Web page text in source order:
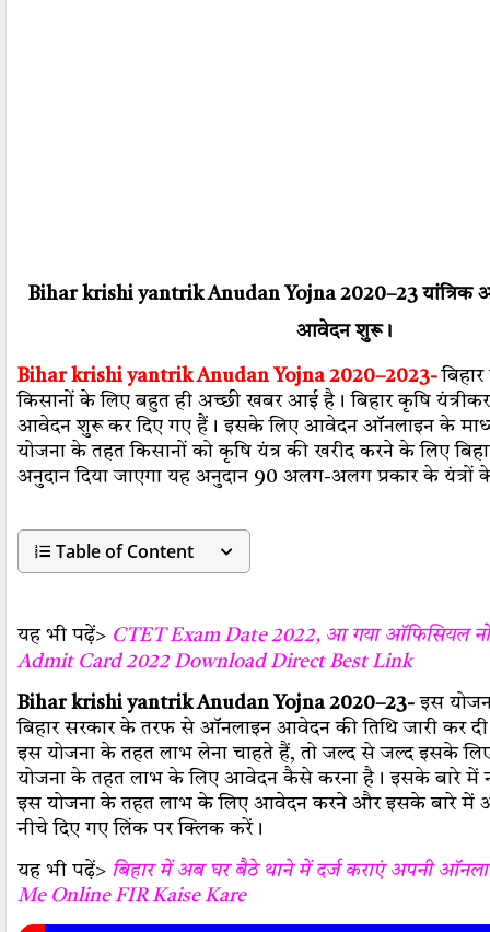
Bihar krishi yantrik Anudan Yojna 2020–23 यांत्रिक
आवेदन शुरू।
Bihar krishi yantrik Anudan Yojna 2020–2023-
किसानों के लिए बहुत ही अच्छी खबर आई है। बिहार कृषि
आवेदन शुरू कर दिए गए हैं। इसके लिए आवेदन ऑनलाइन के
योजना के तहत किसानों को कृषि यंत्र की खरीद करने के लिए
अनुदान दिया जाएगा यह अनुदान 90 अलग-अलग प्रकार के यंत्रों
Table of Content
यह भी पढ़ें> CTET Exam Date 2022, आ गया ऑफिसियल
Admit Card 2022 Download Direct Best Link
Bihar krishi yantrik Anudan Yojna 2020–23-इस
बिहार सरकार के तरफ से ऑनलाइन आवेदन की तिथि जारी कर
इस योजना के तहत लाभ लेना चाहते हैं, तो जल्द से जल्द इसके
योजना के तहत लाभ के लिए आवेदन कैसे करना है। इसके बारे में
इस योजना के तहत लाभ के लिए आवेदन करने और इसके बारे में
नीचे दिए गए लिंक पर क्लिक करें।
यह भी पढ़ें> बिहार में अब घर बैठे थाने में दर्ज कराएं अपनी
Me Online FIR Kaise Kare